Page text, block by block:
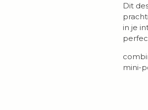
Dit
in je
mini-